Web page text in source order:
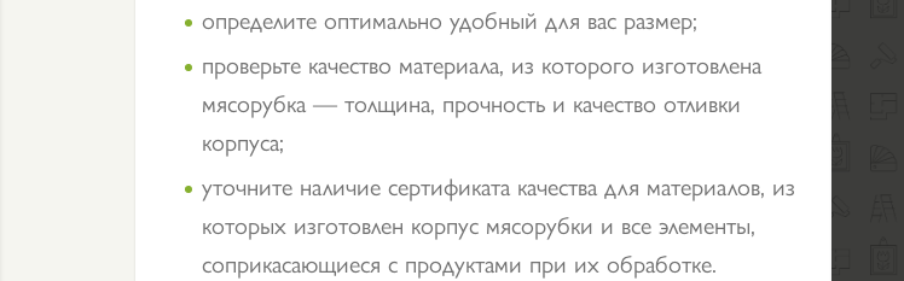
определите оптимально удобный для вас размер;
проверьте качество материала, из которого изготовлена
мясорубка — толщина, прочность и качество отливки
корпуса;
уточните наличие сертификата качества для материалов, из
которых изготовлен корпус мясорубки и все элементы,
соприкасающиеся с продуктами при их обработке.